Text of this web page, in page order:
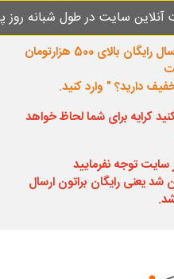
سایت در طول شبانه روز
توجه مهم : حتما برای بهره مندی از ارسال رایگان بالای 500 هزارتومان
کرایه برای شما لحاظ خواهد
توجه نفرمایید
شد یعنی رایگان براتون ارسال